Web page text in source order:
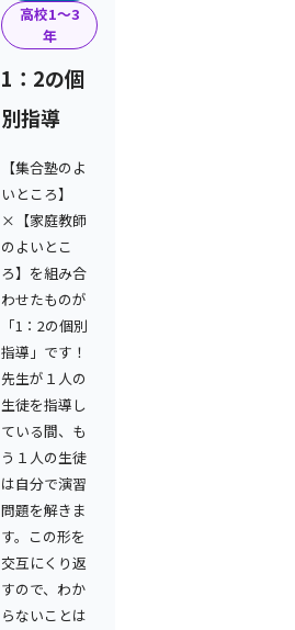
高校1〜3
年
1：2の個
別指導
【集合塾のよ
いところ】
×【家庭教師
のよいとこ
ろ】を組み合
わせたものが
「1：2の個別
指導」です！
先生が１人の
生徒を指導し
ている間、も
う１人の生徒
は自分で演習
問題を解きま
す。この形を
交互にくり返
すので、わか
らないことは